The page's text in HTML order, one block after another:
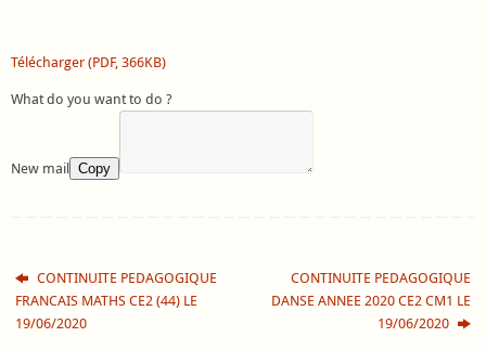
Télécharger (PDF, 366KB)
What do you want to do ?
New mail Copy
CONTINUITE PEDAGOGIQUE
FRANCAIS MATHS CE2 (44) LE
19/06/2020
CONTINUITE PEDAGOGIQUE
DANSE ANNEE 2020 CE2 CM1 LE
19/06/2020